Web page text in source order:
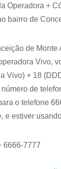
Operadora +
bairro de
de Monte
Vivo,
Vivo) + 18
número de
o telefone
e estiver
6666-7777